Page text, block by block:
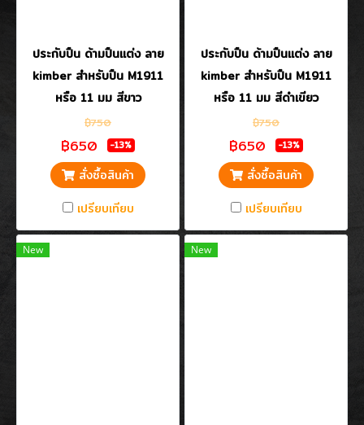
ประกับปืน ด้ามปืนแต่ง ลาย
kimber สำหรับปืน M1911
หรือ 11 มม สีขาว
฿750
฿650 -13%
สั่งซื้อสินค้า
เปรียบเทียบ
ประกับปืน ด้ามปืนแต่ง ลาย
kimber สำหรับปืน M1911
หรือ 11 มม สีดำเขียว
฿750
฿650 -13%
สั่งซื้อสินค้า
เปรียบเทียบ
New New